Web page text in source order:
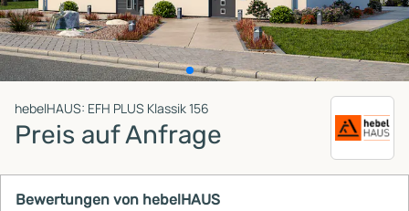
hebelHAUS: EFH PLUS Klassik 156
Preis auf Anfrage
Bewertungen von hebelHAUS